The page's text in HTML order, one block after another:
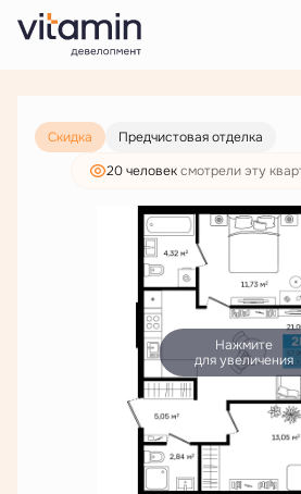
2-комнатная
Скидка
Предчистовая отделка
20 человексмотрели эту
Нажмите
для увеличения